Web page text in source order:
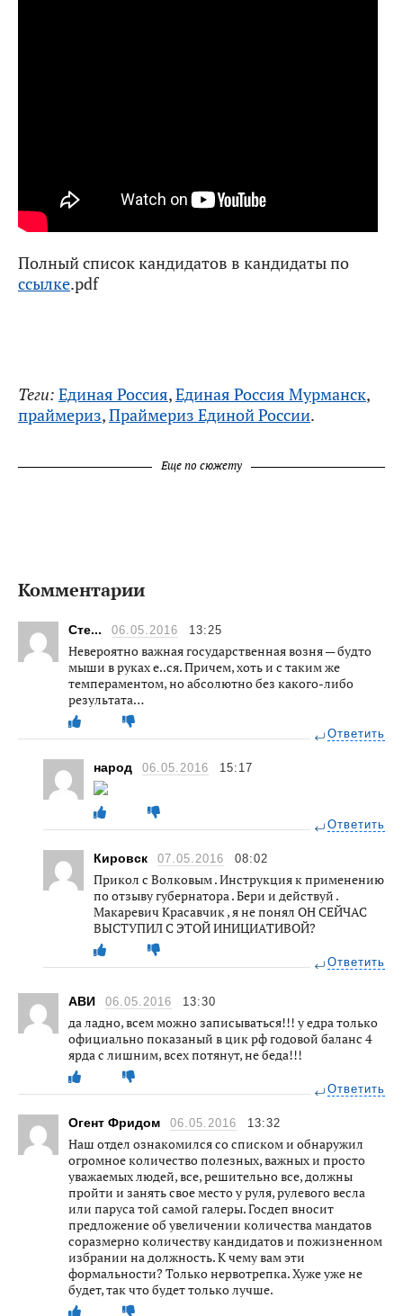
Полный список кандидатов в кандидаты по
ссылке.pdf
Теги: Единая Россия,Единая Россия Мурманск,
праймериз,Праймериз Единой России.
Еще по сюжету
Комментарии
Сте... 06.05.2016 13:25
Невероятно важная государственная возня — будто
мыши в руках е..ся. Причем, хоть и с таким же
темпераментом, но абсолютно без какого-либо
результата…
Ответить
народ 06.05.2016 15:17
Ответить
Кировск 07.05.2016 08:02
Прикол с Волковым . Инструкция к применению
по отзыву губернатора . Бери и действуй .
Макаревич Красавчик , я не понял ОН СЕЙЧАС
ВЫСТУПИЛ С ЭТОЙ ИНИЦИАТИВОЙ?
Ответить
АВИ 06.05.2016 13:30
да ладно, всем можно записываться!!! у едра только
официально показаный в цик рф годовой баланс 4
ярда с лишним, всех потянут, не беда!!!
Ответить
Огент Фридом 06.05.2016 13:32
Наш отдел ознакомился со списком и обнаружил
огромное количество полезных, важных и просто
уважаемых людей, все, решительно все, должны
пройти и занять свое место у руля, рулевого весла
или паруса той самой галеры. Госдеп вносит
предложение об увеличении количества мандатов
соразмерно количеству кандидатов и пожизненном
избрании на должность. К чему вам эти
формальности? Только нервотрепка. Хуже уже не
будет, так что будет только лучше.